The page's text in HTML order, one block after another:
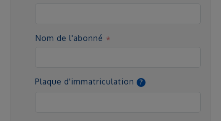
Nom de l'abonné
Plaque d'immatriculation